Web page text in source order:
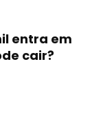
entra em
cair?